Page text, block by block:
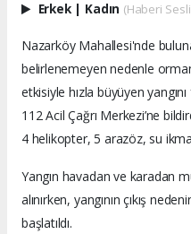
Erkek Kadın (Haberi
Nazarköy Mahallesi'nde
belirlenemeyen nedenle orman
etkisiyle hızla büyüyen
112 Acil Çağrı Merkezi’ne
4 helikopter, 5 arazöz, su
Yangın havadan ve karadan
alınırken, yangının çıkış
başlatıldı.